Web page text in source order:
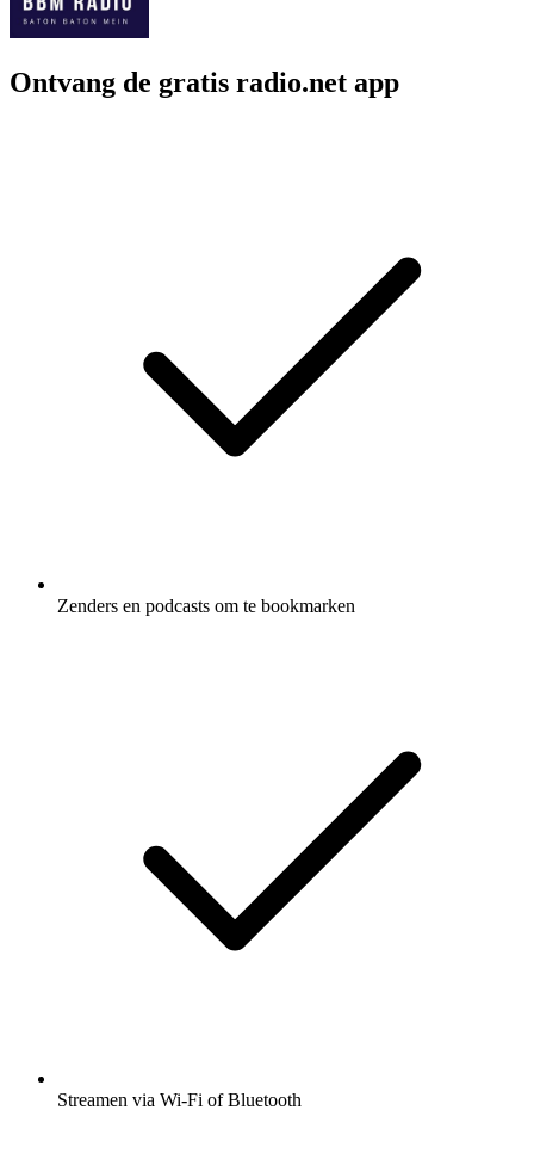
Ontvang de gratis radio.net app
Zenders en podcasts om te bookmarken
Streamen via Wi-Fi of Bluetooth